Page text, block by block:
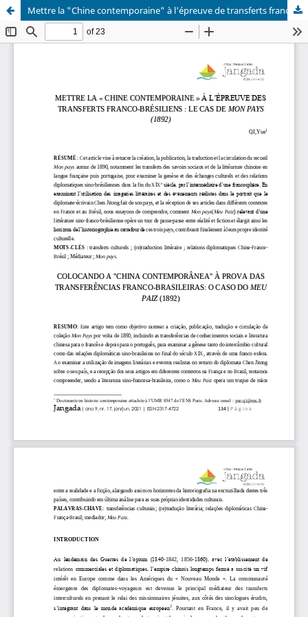
Mettre la "Chine contemporaine" à l'épreuve de transferts franco-brésiliens: le cas de 'Mon Pays' (1892)